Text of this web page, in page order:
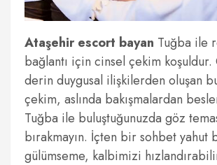
Ataşehir escort bayan Tuğba ile
bağlantı için cinsel çekim koşuldur.
derin duygusal ilişkilerden oluşan
çekim, aslında bakışmalardan
Tuğba ile buluştuğunuzda göz
bırakmayın. İçten bir sohbet yahut
gülümseme, kalbimizi